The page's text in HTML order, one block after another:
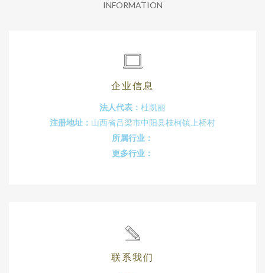
INFORMATION
企业信息
法人代表： 杜凯丽
注册地址： 山西省吕梁市中阳县枝柯镇上桥村
所属行业：
更多行业：
联系我们